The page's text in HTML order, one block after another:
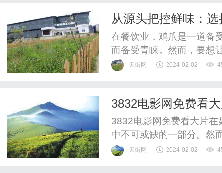
能消耗，这就是比特币矿
从源头把控鲜味：
在餐饮业，鸡爪是一道备
而备受青睐。然而，要想
爪批发供应商开始。在这
商，您需要对其信誉进行
天街网 2024-02-02
3832电影网免费看
3832电影网免费看大片
中不可或缺的一部分。然
找更经济实惠的方式来欣
天街网 2024-02-02